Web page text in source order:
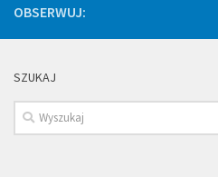
OBSERWUJ:
SZUKAJ